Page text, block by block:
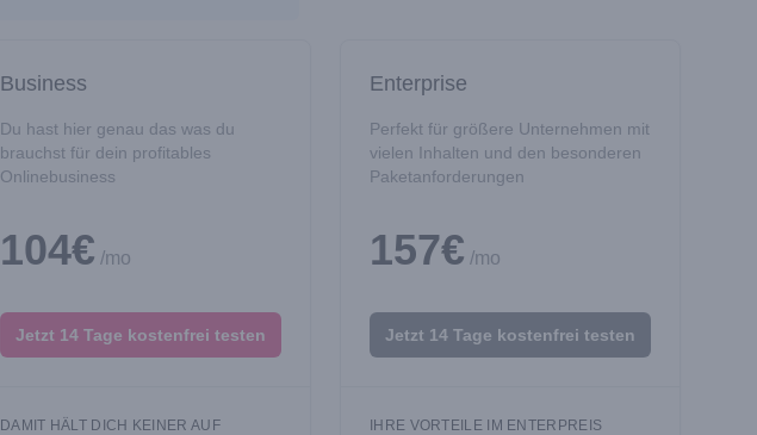
Business
Du hast hier genau das was du
brauchst für dein profitables
Onlinebusiness
104€ /mo
Jetzt 14 Tage kostenfrei testen
DAMIT HÄLT DICH KEINER AUF
Enterprise
Perfekt für größere Unternehmen mit
vielen Inhalten und den besonderen
Paketanforderungen
157€ /mo
Jetzt 14 Tage kostenfrei testen
IHRE VORTEILE IM ENTERPREIS